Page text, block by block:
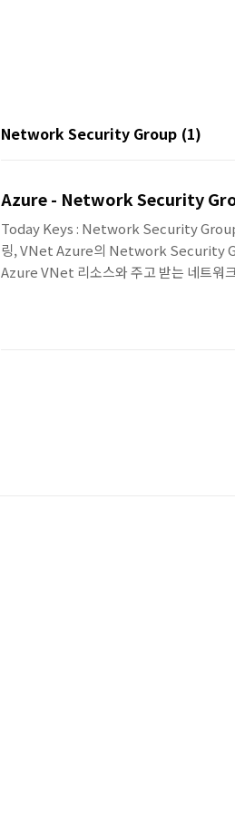
Network Security Group (1)
Azure - Network Security
Today Keys : Network Security
링, VNet Azure의 Network Security
Azure VNet 리소스와 주고 받는 네트워